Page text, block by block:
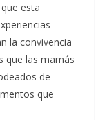
esta
la convivencia
que las mamás
de
que